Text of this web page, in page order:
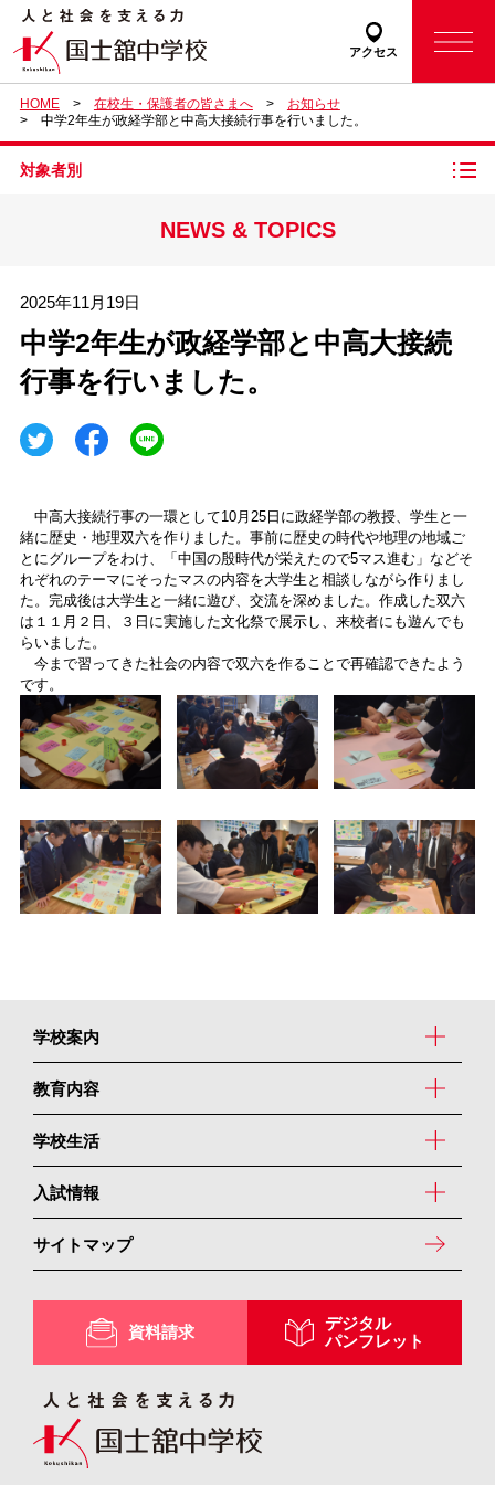
アクセス
HOME 在校生・保護者の皆さまへ
お知らせ
中学2年生が政経学部と中高大接続行事を行いました。
対象者別
NEWS & TOPICS
2025年11月19日
中学2年生が政経学部と中高大接続
行事を行いました。
中高大接続行事の一環として10月25日に政経学部の教授、学生と一
緒に歴史・地理双六を作りました。事前に歴史の時代や地理の地域ご
とにグループをわけ、「中国の殷時代が栄えたので5マス進む」などそ
れぞれのテーマにそったマスの内容を大学生と相談しながら作りまし
た。完成後は大学生と一緒に遊び、交流を深めました。作成した双六
は１１月２日、３日に実施した文化祭で展示し、来校者にも遊んでも
らいました。
今まで習ってきた社会の内容で双六を作ることで再確認できたよう
です。
資料請求
デジタル
パンフレット
学校案内
教育内容
学校生活
入試情報
サイトマップ